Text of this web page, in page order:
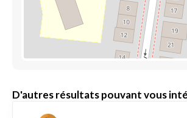
D'autres résultats pouvant vous